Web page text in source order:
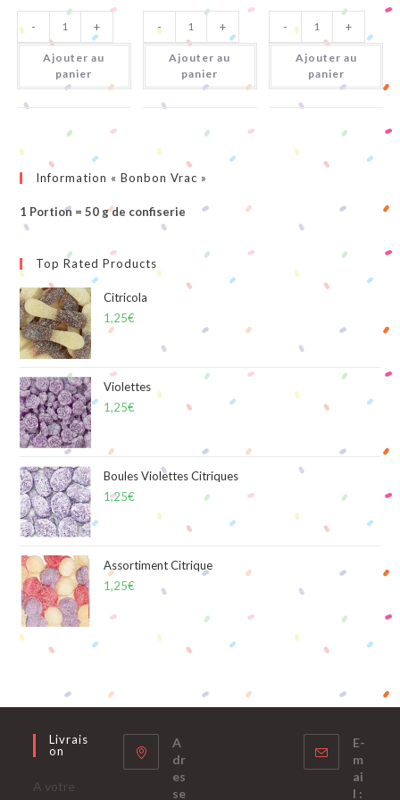
quantité
de
Mini
Cola
Citrique
- +
Ajouter au
panier
quantité
de
Pieds
Citriques
- +
Ajouter au
panier
quantité
de
Nez
Citrique
- +
Ajouter au
panier
Information « Bonbon Vrac »
1 Portion = 50 g de confiserie
Top Rated Products
Citricola
1,25€
Violettes
1,25€
Boules Violettes Citriques
1,25€
Assortiment Citrique
1,25€
Livrais
On
A votre
A
dr
es
se
E-
m
ai
l :